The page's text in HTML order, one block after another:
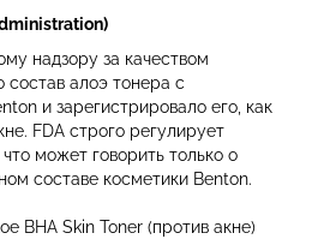
надзору за качеством
состав алоэ тонера с
и зарегистрировало его, как
FDA строго регулирует
может говорить только о
составе косметики Benton.
BHA Skin Toner (против акне)